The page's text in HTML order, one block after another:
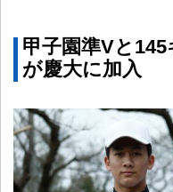
甲子園準Vと
が慶大に加入